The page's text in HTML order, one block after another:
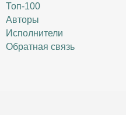
Топ-100
Авторы
Исполнители
Обратная связь